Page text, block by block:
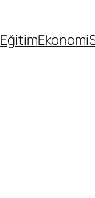
EğitimEkonomi